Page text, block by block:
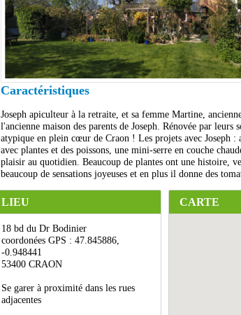
Caractéristiques
Joseph apiculteur à la retraite, et sa femme Martine,
l'ancienne maison des parents de Joseph. Rénovée par
atypique en plein cœur de Craon ! Les projets avec Joseph
avec plantes et des poissons, une mini-serre en couche
plaisir au quotidien. Beaucoup de plantes ont une histoire,
beaucoup de sensations joyeuses et en plus il donne des
LIEU
18 bd du Dr Bodinier
coordonées GPS : 47.845886,
-0.948441
53400 CRAON
Se garer à proximité dans les rues
adjacentes
CARTE